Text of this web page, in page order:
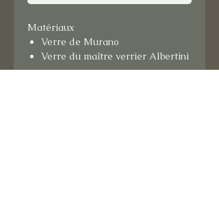
Matériaux
Verre de Murano
Verre du maître verrier Albertini